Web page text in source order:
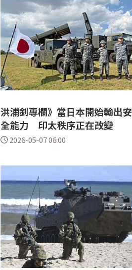
洪浦釗專欄》當日本開始輸出安
全能力 印太秩序正在改變
2026-05-07 06:00